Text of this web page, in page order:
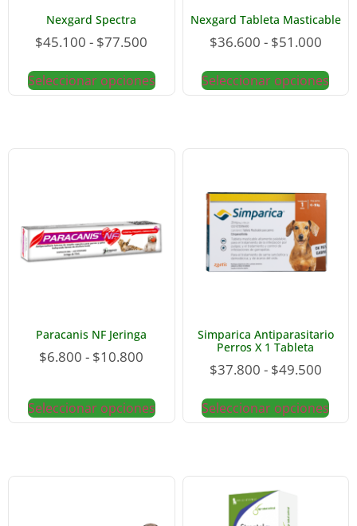
Nexgard Spectra
$45.100 - $77.500
Seleccionar opciones
Nexgard Tableta Masticable
$36.600 - $51.000
Seleccionar opciones
Paracanis NF Jeringa
$6.800 - $10.800
Seleccionar opciones
Simparica Antiparasitario
Perros X 1 Tableta
$37.800 - $49.500
Seleccionar opciones